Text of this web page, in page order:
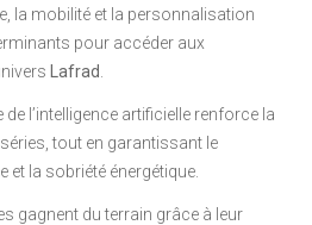
la mobilité et la personnalisation
pour accéder aux
Lafrad
de l’intelligence artificielle renforce la
tout en garantissant le
et la sobriété énergétique.
gagnent du terrain grâce à leur